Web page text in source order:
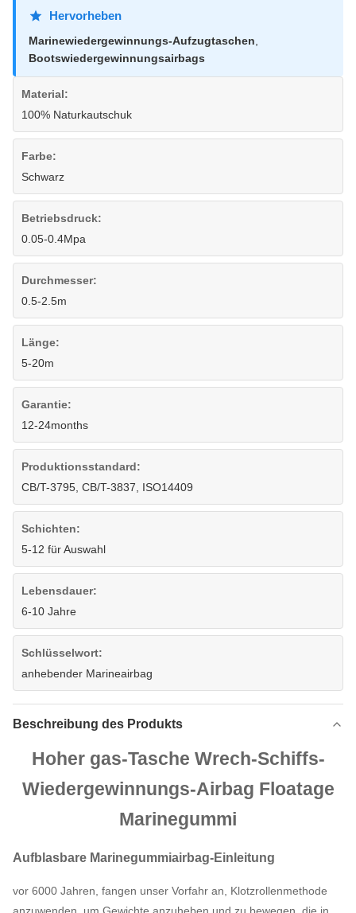
Hervorheben
Marinewiedergewinnungs-Aufzugtaschen
Bootswiedergewinnungsairbags
Material:
100% Naturkautschuk
Farbe:
Schwarz
Betriebsdruck:
0.05-0.4Mpa
Durchmesser:
0.5-2.5m
Länge:
5-20m
Garantie:
12-24months
Produktionsstandard:
CB/T-3795, CB/T-3837, ISO14409
Schichten:
5-12 für Auswahl
Lebensdauer:
6-10 Jahre
Schlüsselwort:
anhebender Marineairbag
Beschreibung des Produkts
Hoher gas-Tasche Wrech-Schiffs-
Wiedergewinnungs-Airbag Floatage
Marinegummi
Aufblasbare Marinegummiairbag-Einleitung
vor 6000 Jahren, fangen unser Vorfahr an, Klotzrollenmethode